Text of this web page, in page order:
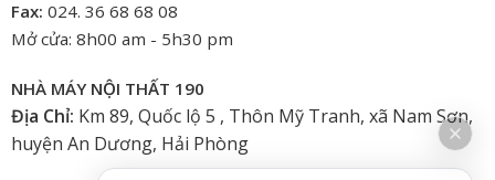
Fax: 024. 36 68 68 08
Mở cửa: 8h00 am - 5h30 pm
NHÀ MÁY NỘI THẤT 190
Địa Chỉ: Km 89, Quốc lộ 5 , Thôn Mỹ Tranh, xã Nam Sơn,
huyện An Dương, Hải Phòng